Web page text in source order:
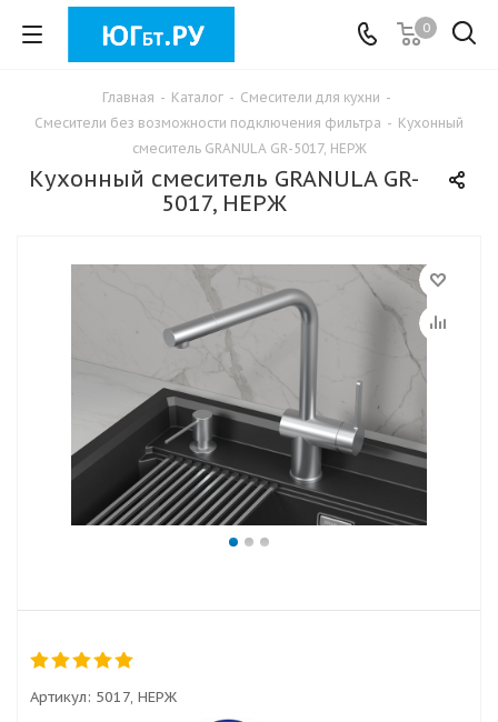
0
Главная - Каталог - Смесители для кухни -
Смесители без возможности подключения фильтра - Кухонный
смеситель GRANULA GR-5017, НЕРЖ
Кухонный смеситель GRANULA GR-
5017, НЕРЖ
Артикул: 5017, НЕРЖ